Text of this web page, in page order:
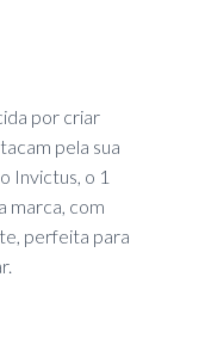
por criar
pela sua
Invictus, o 1
marca, com
perfeita para